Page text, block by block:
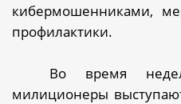
кибермошенниками,
профилактики.
Во время
милиционеры